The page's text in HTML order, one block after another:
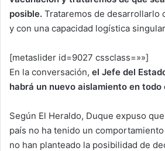
posible. Trataremos de desarrollarlo
y con una capacidad logística
[metaslider id=9027 cssclass=»»]
En la conversación, el Jefe del
habrá un nuevo aislamiento en todo
Según El Heraldo, Duque expuso
país no ha tenido un
no han planteado la posibilidad de